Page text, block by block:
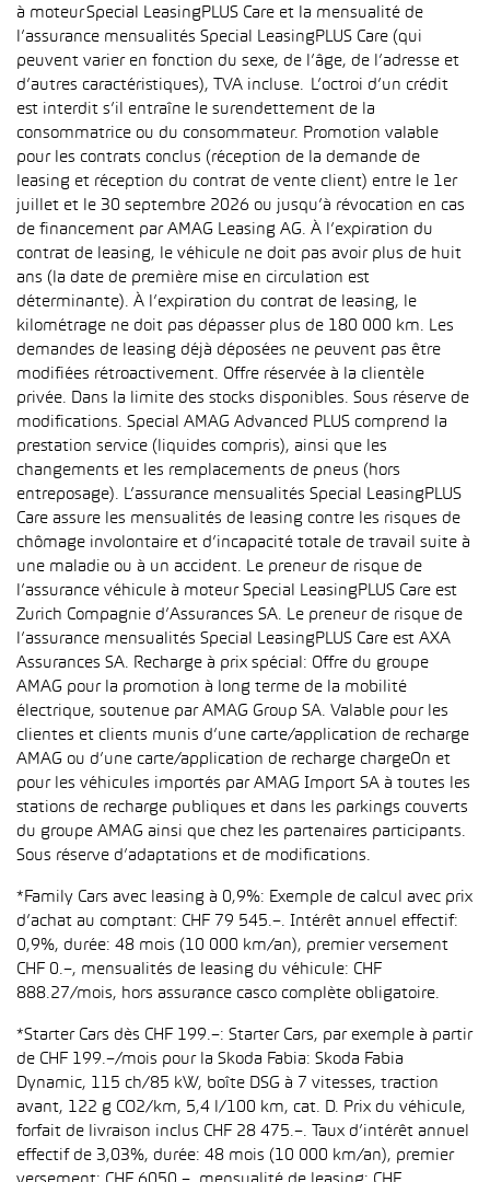
à moteur Special LeasingPLUS Care et la mensualité de
l’assurance mensualités Special LeasingPLUS Care (qui
peuvent varier en fonction du sexe, de l’âge, de l’adresse et
d’autres caractéristiques), TVA incluse. L’octroi d’un crédit
est interdit s’il entraîne le surendettement de la
consommatrice ou du consommateur. Promotion valable
pour les contrats conclus (réception de la demande de
leasing et réception du contrat de vente client) entre le 1er
juillet et le 30 septembre 2026 ou jusqu’à révocation en cas
de financement par AMAG Leasing AG. À l’expiration du
contrat de leasing, le véhicule ne doit pas avoir plus de huit
ans (la date de première mise en circulation est
déterminante). À l’expiration du contrat de leasing, le
kilométrage ne doit pas dépasser plus de 180 000 km. Les
demandes de leasing déjà déposées ne peuvent pas être
modifiées rétroactivement. Offre réservée à la clientèle
privée. Dans la limite des stocks disponibles. Sous réserve de
modifications. Special AMAG Advanced PLUS comprend la
prestation service (liquides compris), ainsi que les
changements et les remplacements de pneus (hors
entreposage). L’assurance mensualités Special LeasingPLUS
Care assure les mensualités de leasing contre les risques de
chômage involontaire et d’incapacité totale de travail suite à
une maladie ou à un accident. Le preneur de risque de
l’assurance véhicule à moteur Special LeasingPLUS Care est
Zurich Compagnie d’Assurances SA. Le preneur de risque de
l’assurance mensualités Special LeasingPLUS Care est AXA
Assurances SA. Recharge à prix spécial: Offre du groupe
AMAG pour la promotion à long terme de la mobilité
électrique, soutenue par AMAG Group SA. Valable pour les
clientes et clients munis d’une carte/application de recharge
AMAG ou d’une carte/application de recharge chargeOn et
pour les véhicules importés par AMAG Import SA à toutes les
stations de recharge publiques et dans les parkings couverts
du groupe AMAG ainsi que chez les partenaires participants.
Sous réserve d’adaptations et de modifications.
*Family Cars avec leasing à 0,9%: Exemple de calcul avec prix
d’achat au comptant: CHF 79 545.–. Intérêt annuel effectif:
0,9%, durée: 48 mois (10 000 km/an), premier versement
CHF 0.–, mensualités de leasing du véhicule: CHF
888.27/mois, hors assurance casco complète obligatoire.
*Starter Cars dès CHF 199.–: Starter Cars, par exemple à partir
de CHF 199.–/mois pour la Skoda Fabia: Skoda Fabia
Dynamic, 115 ch/85 kW, boîte DSG à 7 vitesses, traction
avant, 122 g CO2/km, 5,4 l/100 km, cat. D. Prix du véhicule,
forfait de livraison inclus CHF 28 475.–. Taux d’intérêt annuel
effectif de 3,03%, durée: 48 mois (10 000 km/an), premier